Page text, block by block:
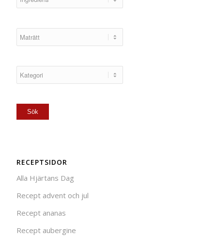
RECEPTSIDOR
Alla Hjärtans Dag
Recept advent och jul
Recept ananas
Recept aubergine